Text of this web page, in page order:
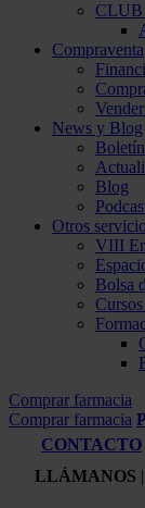
CLUB
Compraventa
News y Blog
Blog
Otros
VIII
Bolsa
Comprar farmacia
Comprar farmacia
CONTACTO
LLÁMANOS |